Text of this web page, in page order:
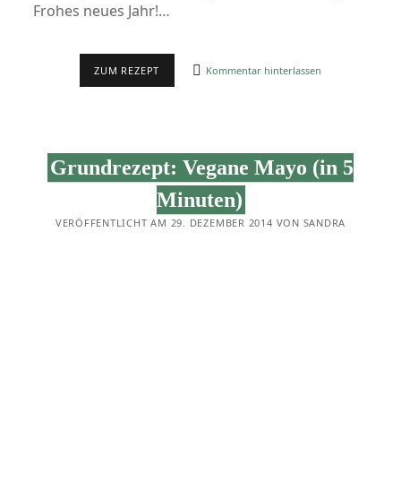
Frohes neues Jahr!…
ZUM REZEPT TZAZIKI. Kommentar hinterlassen
Grundrezept: Vegane Mayo (in 5
Minuten)
VERÖFFENTLICHT AM 29. DEZEMBER 2014 VON SANDRA